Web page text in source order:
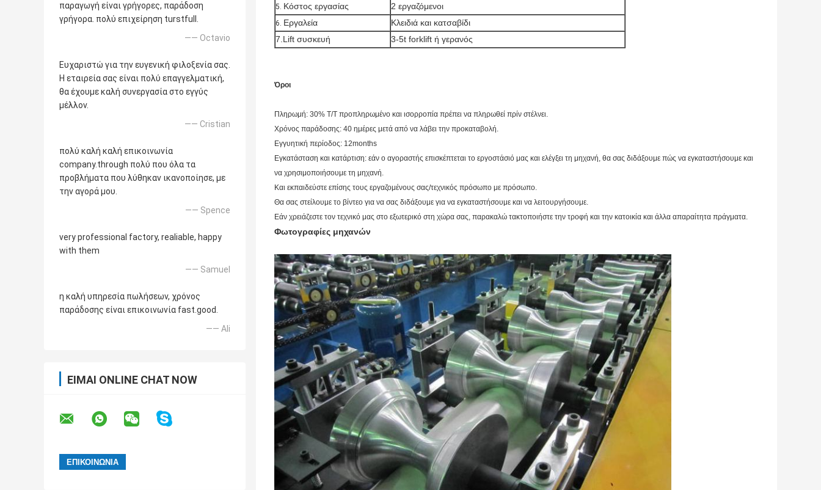
παραγωγή είναι γρήγορες, παράδοση
γρήγορα. πολύ επιχείρηση turstfull.
—— Octavio
Ευχαριστώ για την ευγενική φιλοξενία σας.
Η εταιρεία σας είναι πολύ επαγγελματική,
θα έχουμε καλή συνεργασία στο εγγύς
μέλλον.
—— Cristian
πολύ καλή καλή επικοινωνία
company.through πολύ που όλα τα
προβλήματα που λύθηκαν ικανοποίησε, με
την αγορά μου.
—— Spence
very professional factory, realiable, happy
with them
—— Samuel
η καλή υπηρεσία πωλήσεων, χρόνος
παράδοσης είναι επικοινωνία fast.good.
—— Ali
ΕΊΜΑΙ ONLINE CHAT NOW
5. Κόστος εργασίας 2 εργαζόμενοι
6. Εργαλεία
Κλειδιά και κατσαβίδι
7.Lift συσκευή
3-5t forklift ή γερανός
Όροι
Πληρωμή: 30% T/T προπληρωμένο και ισορροπία πρέπει να πληρωθεί πρίν στέλνει.
Χρόνος παράδοσης: 40 ημέρες μετά από να λάβει την προκαταβολή.
Εγγυητική περίοδος: 12months
Εγκατάσταση και κατάρτιση: εάν ο αγοραστής επισκέπτεται το εργοστάσιό μας και ελέγξει τη μηχανή, θα σας διδάξουμε πώς να εγκαταστήσουμε και
να χρησιμοποιήσουμε τη μηχανή.
Και εκπαιδεύστε επίσης τους εργαζομένους σας/τεχνικός πρόσωπο με πρόσωπο.
Θα σας στείλουμε το βίντεο για να σας διδάξουμε για να εγκαταστήσουμε και να λειτουργήσουμε.
Εάν χρειάζεστε τον τεχνικό μας στο εξωτερικό στη χώρα σας, παρακαλώ τακτοποιήστε την τροφή και την κατοικία και άλλα απαραίτητα πράγματα.
Φωτογραφίες μηχανών